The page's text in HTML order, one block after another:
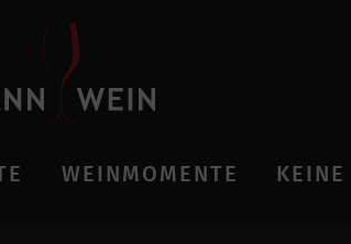
WEINMOMENTE KEINE